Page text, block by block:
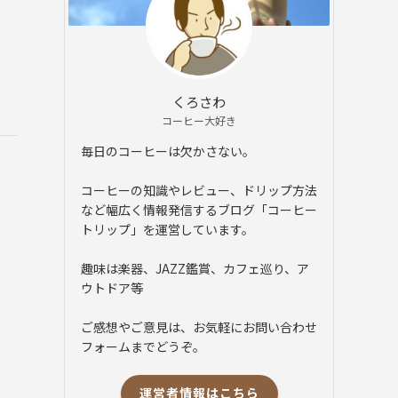
くろさわ
コーヒー大好き
毎日のコーヒーは欠かさない。
コーヒーの知識やレビュー、ドリップ方法
など幅広く情報発信するブログ「コーヒー
トリップ」を運営しています。
趣味は楽器、JAZZ鑑賞、カフェ巡り、ア
ウトドア等
ご感想やご意見は、お気軽にお問い合わせ
フォームまでどうぞ。
運営者情報はこちら